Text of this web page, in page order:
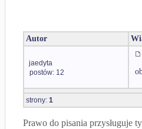
Autor
jaedyta
postów: 12
strony: 1
Prawo do pisania